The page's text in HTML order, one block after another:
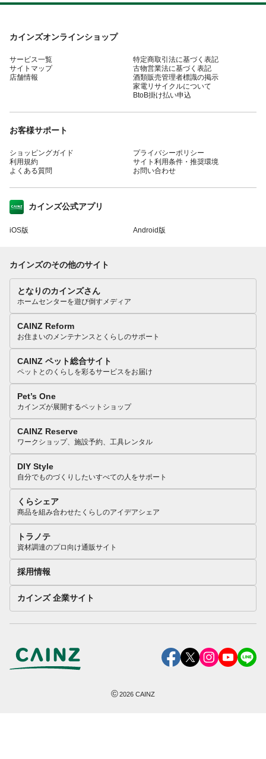
カインズオンラインショップ
サービス一覧
サイトマップ
店舗情報
特定商取引法に基づく表記
古物営業法に基づく表記
酒類販売管理者標識の掲示
家電リサイクルについて
BtoB掛け払い申込
お客様サポート
ショッピングガイド
利用規約
よくある質問
プライバシーポリシー
サイト利用条件・推奨環境
お問い合わせ
カインズ公式アプリ
iOS版 Android版
カインズのその他のサイト
となりのカインズさん
ホームセンターを遊び倒すメディア
CAINZ Reform
お住まいのメンテナンスとくらしのサポート
CAINZ ペット総合サイト
ペットとのくらしを彩るサービスをお届け
Pet’s One
カインズが展開するペットショップ
CAINZ Reserve
ワークショップ、施設予約、工具レンタル
DIY Style
自分でものづくりしたいすべての人をサポート
くらシェア
商品を組み合わせたくらしのアイデアシェア
トラノテ
資材調達のプロ向け通販サイト
採用情報
カインズ 企業サイト
©2026 CAINZ